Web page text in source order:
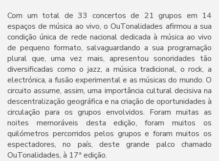
Com um total de 33 concertos de 21 grupos em 14
espaços de música ao vivo, o OuTonalidades afirmou a sua
condição única de rede nacional dedicada à música ao vivo
de pequeno formato, salvaguardando a sua programação
plural que, uma vez mais, apresentou sonoridades tão
diversificadas como o jazz, a música tradicional, o rock, a
electrónica, a fusão experimental e as músicas do mundo. O
circuito assume, assim, uma importância cultural decisiva na
descentralização geográfica e na criação de oportunidades à
circulação para os grupos envolvidos. Foram muitas as
noites memoráveis desta edição, foram muitos os
quilómetros percorridos pelos grupos e foram muitos os
espectadores, no país, deste grande palco chamado
OuTonalidades, à 17ª edição.